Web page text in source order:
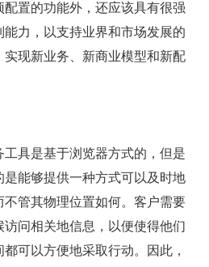
置的功能外，还应该具有很强
力，以支持业界和市场发展的
现新业务、新商业模型和新配
工具是基于浏览器方式的，但是
是能够提供一种方式可以及时地
管其物理位置如何。客户需要
问相关地信息，以便使得他们
可以方便地采取行动。因此，